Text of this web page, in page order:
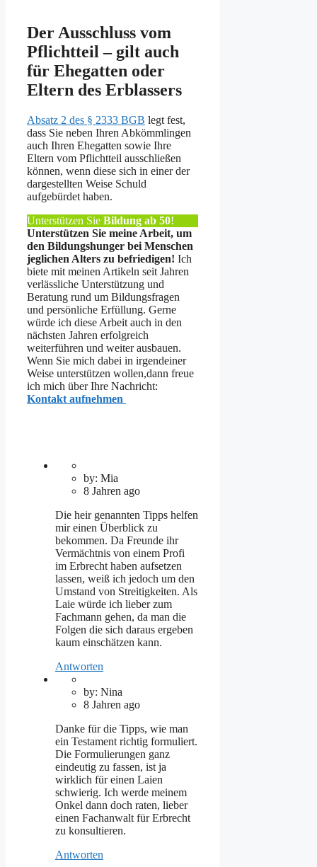
Der Ausschluss vom
Pflichtteil – gilt auch
für Ehegatten oder
Eltern des Erblassers
Absatz 2 des § 2333 BGB legt fest,
dass Sie neben Ihren Abkömmlingen
auch Ihren Ehegatten sowie Ihre
Eltern vom Pflichtteil ausschließen
können, wenn diese sich in einer der
dargestellten Weise Schuld
aufgebürdet haben.
Unterstützen Sie Bildung ab 50!
Unterstützen Sie meine Arbeit, um
den Bildungshunger bei Menschen
jeglichen Alters zu befriedigen! Ich
biete mit meinen Artikeln seit Jahren
verlässliche Unterstützung und
Beratung rund um Bildungsfragen
und persönliche Erfüllung. Gerne
würde ich diese Arbeit auch in den
nächsten Jahren erfolgreich
weiterführen und weiter ausbauen.
Wenn Sie mich dabei in irgendeiner
Weise unterstützen wollen,dann freue
ich mich über Ihre Nachricht:
Kontakt aufnehmen
by: Mia
8 Jahren ago
Die heir genannten Tipps helfen
mir einen Überblick zu
bekommen. Da Freunde ihr
Vermächtnis von einem Profi
im Erbrecht haben aufsetzen
lassen, weiß ich jedoch um den
Umstand von Streitigkeiten. Als
Laie würde ich lieber zum
Fachmann gehen, da man die
Folgen die sich daraus ergeben
kaum einschätzen kann.
Antworten
by: Nina
8 Jahren ago
Danke für die Tipps, wie man
ein Testament richtig formuliert.
Die Formulierungen ganz
eindeutig zu fassen, ist ja
wirklich für einen Laien
schwierig. Ich werde meinem
Onkel dann doch raten, lieber
einen Fachanwalt für Erbrecht
zu konsultieren.
Antworten